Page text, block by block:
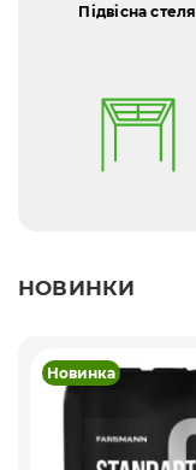
Підвісна стеля
НОВИНКИ
Новинка